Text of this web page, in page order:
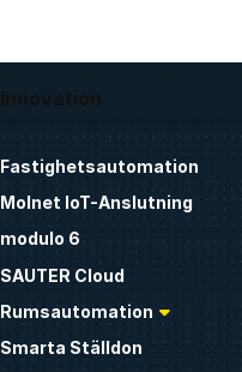
Innovation
Fastighetsautomation
Molnet IoT-Anslutning
modulo 6
SAUTER Cloud
Rumsautomation
Smarta Ställdon